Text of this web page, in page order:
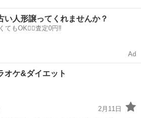
い人形譲ってくれませんか？
てもOK🙆‍♀️査定0円‼️
Ad
オケ&ダイエット
2月11日